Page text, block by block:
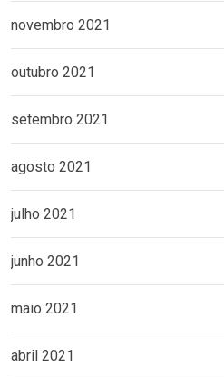
novembro 2021
outubro 2021
setembro 2021
agosto 2021
julho 2021
junho 2021
maio 2021
abril 2021